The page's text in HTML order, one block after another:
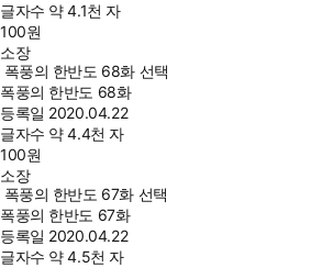
글자수 약 4.1천 자
100원
소장
폭풍의 한반도 68화 선택
폭풍의 한반도 68화
등록일 2020.04.22
글자수 약 4.4천 자
100원
소장
폭풍의 한반도 67화 선택
폭풍의 한반도 67화
등록일 2020.04.22
글자수 약 4.5천 자